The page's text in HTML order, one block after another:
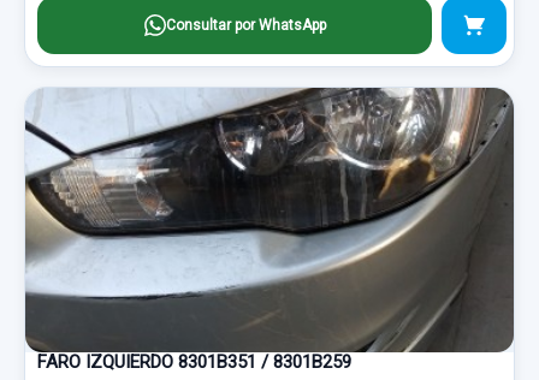
Consultar por WhatsApp
FARO IZQUIERDO 8301B351 / 8301B259